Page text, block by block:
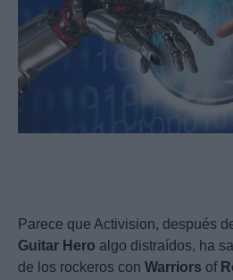
Parece que Activision, después
Guitar Hero algo distraídos, ha
de los rockeros con Warriors of